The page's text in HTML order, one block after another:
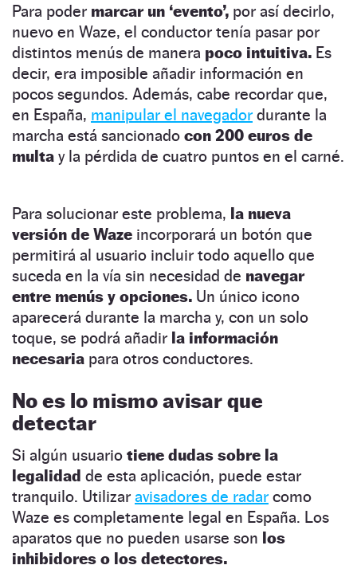
Para poder marcar un ‘evento’, por así decirlo,
nuevo en Waze, el conductor tenía pasar por
distintos menús de manera poco intuitiva. Es
decir, era imposible añadir información en
pocos segundos. Además, cabe recordar que,
en España, manipular el navegador durante la
marcha está sancionado con 200 euros de
multa y la pérdida de cuatro puntos en el carné.
Para solucionar este problema, la nueva
versión de Waze incorporará un botón que
permitirá al usuario incluir todo aquello que
suceda en la vía sin necesidad de navegar
entre menús y opciones. Un único icono
aparecerá durante la marcha y, con un solo
toque, se podrá añadir la información
necesaria para otros conductores.
No es lo mismo avisar que
detectar
Si algún usuario tiene dudas sobre la
legalidad de esta aplicación, puede estar
tranquilo. Utilizar avisadores de radar como
Waze es completamente legal en España. Los
aparatos que no pueden usarse son los
inhibidores o los detectores.